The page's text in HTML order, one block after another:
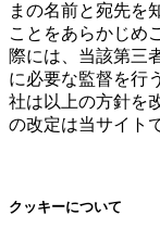
まの名前と宛先を
ことをあらかじめ
際には、当該第三
に必要な監督を行
社は以上の方針を
の改定は当サイト
クッキーについて